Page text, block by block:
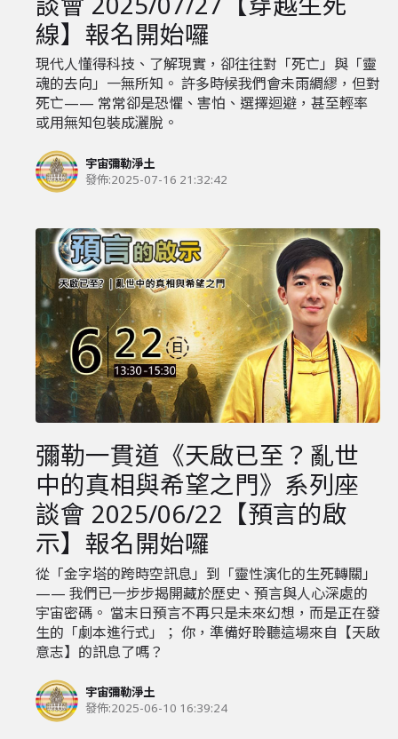
線】報名開始囉
現代人懂得科技、了解現實，卻往往對「死亡」與「靈
魂的去向」一無所知。 許多時候我們會未雨綢繆，但對
死亡—— 常常卻是恐懼、害怕、選擇迴避，甚至輕率
或用無知包裝成灑脫。
宇宙彌勒淨土
發佈:2025-07-16 21:32:42
彌勒一貫道《天啟已至？亂世
中的真相與希望之門》系列座
談會 2025/06/22【預言的啟
示】報名開始囉
從「金字塔的跨時空訊息」到「靈性演化的生死轉關」
—— 我們已一步步揭開藏於歷史、預言與人心深處的
宇宙密碼。 當末日預言不再只是未來幻想，而是正在發
生的「劇本進行式」； 你，準備好聆聽這場來自【天啟
意志】的訊息了嗎？
宇宙彌勒淨土
發佈:2025-06-10 16:39:24